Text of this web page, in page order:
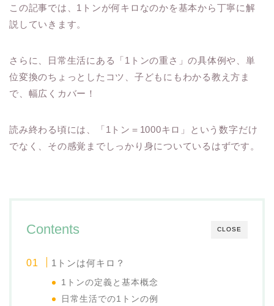
この記事では、1トンが何キロなのかを基本から丁寧に解
説していきます。
さらに、日常生活にある「1トンの重さ」の具体例や、単
位変換のちょっとしたコツ、子どもにもわかる教え方ま
で、幅広くカバー！
読み終わる頃には、「1トン＝1000キロ」という数字だけ
でなく、その感覚までしっかり身についているはずです。
CLOSE
Contents
1トンは何キロ？
1トンの定義と基本概念
日常生活での1トンの例